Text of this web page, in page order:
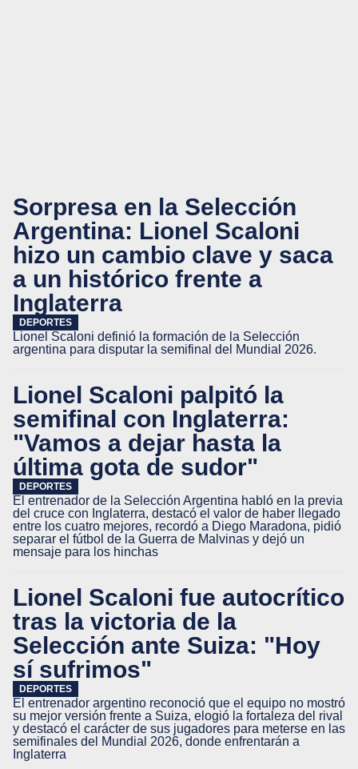
Sorpresa en la Selección
Argentina: Lionel Scaloni
hizo un cambio clave y saca
a un histórico frente a
Inglaterra
DEPORTES
Lionel Scaloni definió la formación de la Selección
argentina para disputar la semifinal del Mundial 2026.
Lionel Scaloni palpitó la
semifinal con Inglaterra:
"Vamos a dejar hasta la
última gota de sudor"
DEPORTES
El entrenador de la Selección Argentina habló en la previa
del cruce con Inglaterra, destacó el valor de haber llegado
entre los cuatro mejores, recordó a Diego Maradona, pidió
separar el fútbol de la Guerra de Malvinas y dejó un
mensaje para los hinchas
Lionel Scaloni fue autocrítico
tras la victoria de la
Selección ante Suiza: "Hoy
sí sufrimos"
DEPORTES
El entrenador argentino reconoció que el equipo no mostró
su mejor versión frente a Suiza, elogió la fortaleza del rival
y destacó el carácter de sus jugadores para meterse en las
semifinales del Mundial 2026, donde enfrentarán a
Inglaterra